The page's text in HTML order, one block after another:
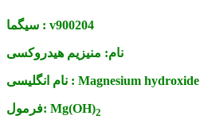
سیگما : v900204
نام: منیزیم هیدروکسی
نام انگلیسی : Magnesium hydroxide
فرمول: Mg(OH)2